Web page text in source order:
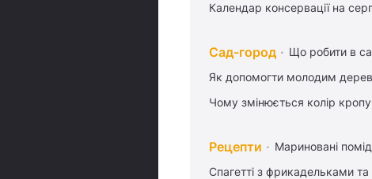
Календар консервації на
Сад-город Що робити в
Як допомогти молодим
Чому змінюється колір
Рецепти Мариновані
Спагетті з фрикадельками